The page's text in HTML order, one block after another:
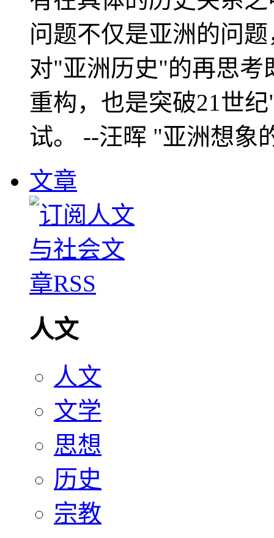
问题不仅是亚洲的问
对"亚洲历史"的再思考
重构，也是突破21世
试。 --汪晖 "亚洲想象
文章
人文
人文
文学
思想
历史
宗教